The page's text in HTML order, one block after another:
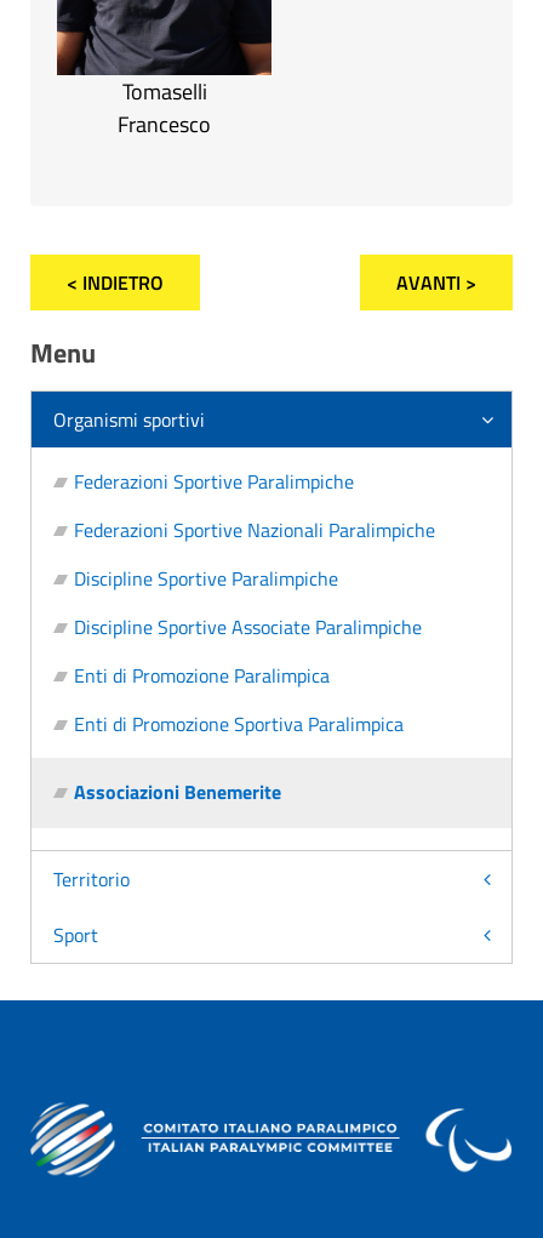
Tomaselli
Francesco
< INDIETRO AVANTI >
Menu
Organismi sportivi
Federazioni Sportive Paralimpiche
Federazioni Sportive Nazionali Paralimpiche
Discipline Sportive Paralimpiche
Discipline Sportive Associate Paralimpiche
Enti di Promozione Paralimpica
Enti di Promozione Sportiva Paralimpica
Associazioni Benemerite
Territorio
Sport